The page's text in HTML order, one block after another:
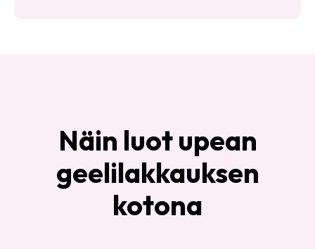
Näin luot upean
geelilakkauksen
kotona